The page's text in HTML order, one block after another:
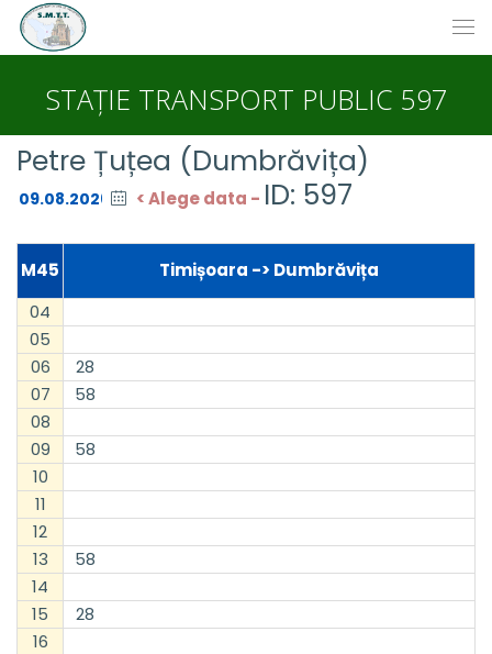
STAȚIE TRANSPORT PUBLIC 597
Petre Țuțea (Dumbrăvița)
< Alege data - ID: 597
M45
Timișoara -> Dumbrăvița
04
05
06
28
07
58
08
09
58
10
11
12
13
58
14
15
28
16